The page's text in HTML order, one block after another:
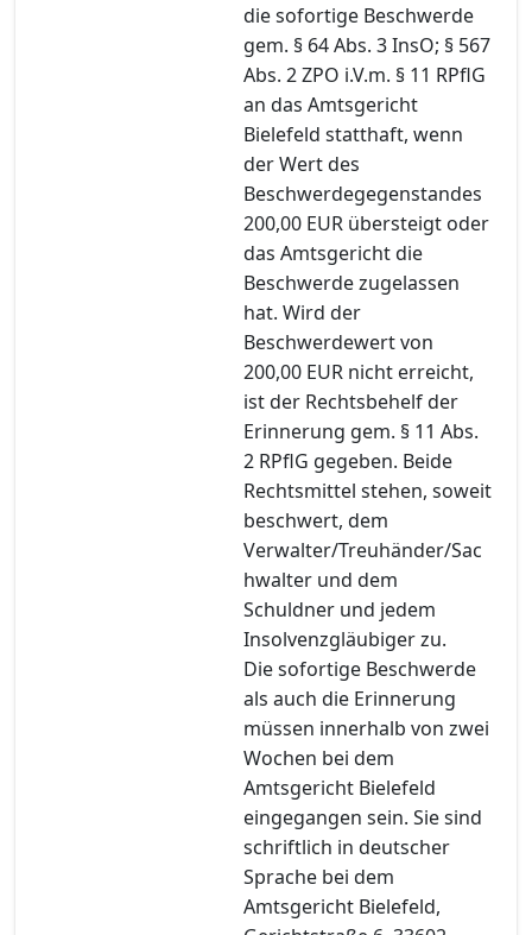
die sofortige Beschwerde
gem. § 64 Abs. 3 InsO; § 567
Abs. 2 ZPO i.V.m. § 11 RPflG
an das Amtsgericht
Bielefeld statthaft, wenn
der Wert des
Beschwerdegegenstandes
200,00 EUR übersteigt oder
das Amtsgericht die
Beschwerde zugelassen
hat. Wird der
Beschwerdewert von
200,00 EUR nicht erreicht,
ist der Rechtsbehelf der
Erinnerung gem. § 11 Abs.
2 RPflG gegeben. Beide
Rechtsmittel stehen, soweit
beschwert, dem
Verwalter/Treuhänder/Sac
hwalter und dem
Schuldner und jedem
Insolvenzgläubiger zu.
Die sofortige Beschwerde
als auch die Erinnerung
müssen innerhalb von zwei
Wochen bei dem
Amtsgericht Bielefeld
eingegangen sein. Sie sind
schriftlich in deutscher
Sprache bei dem
Amtsgericht Bielefeld,